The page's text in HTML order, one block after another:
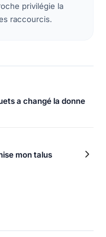
privilégie la
raccourcis.
a changé la donne
mon talus